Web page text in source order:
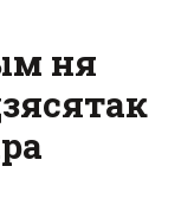
ня